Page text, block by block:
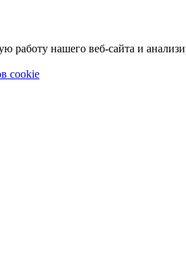
нашего веб-сайта и
cookie